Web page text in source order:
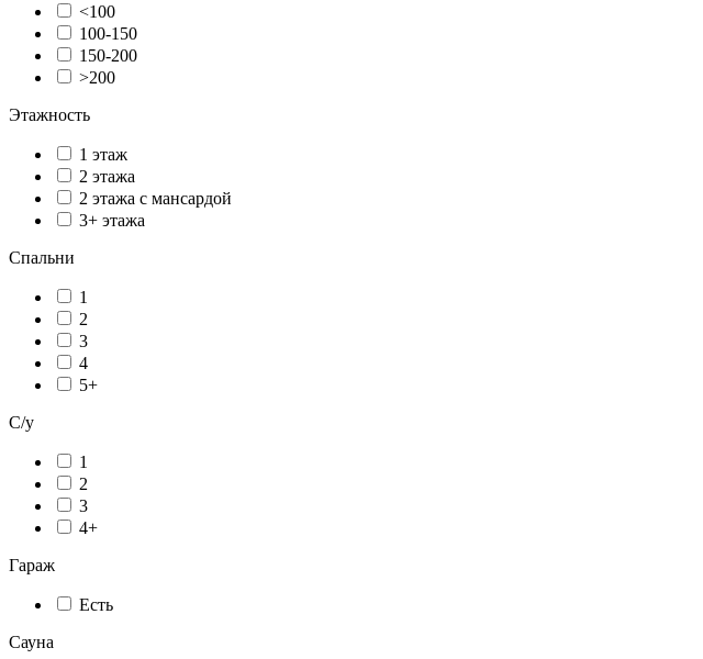
<100
100-150
150-200
>200
Этажность
1 этаж
2 этажа
2 этажа с мансардой
3+ этажа
Спальни
1
2
3
4
5+
С/у
1
2
3
4+
Гараж
Есть
Сауна